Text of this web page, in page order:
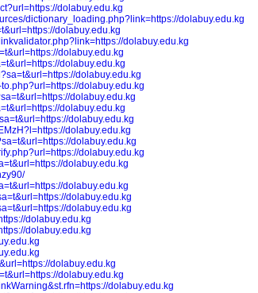
dolabuy.edu.kg
dictionary_loading.php?link=https://dolabuy.edu.kg
dolabuy.edu.kg
dolabuy.edu.kg
dolabuy.edu.kg
dolabuy.edu.kg
dolabuy.edu.kg
dolabuy.edu.kg
dolabuy.edu.kg
dolabuy.edu.kg
dolabuy.edu.kg
dolabuy.edu.kg
dolabuy.edu.kg
dolabuy.edu.kg
dolabuy.edu.kg
dolabuy.edu.kg
dolabuy.edu.kg
dolabuy.edu.kg
dolabuy.edu.kg
dolabuy.edu.kg
dolabuy.edu.kg
dolabuy.edu.kg
dolabuy.edu.kg